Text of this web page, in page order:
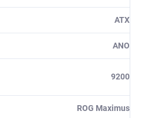
ATX
ANO
9200
ROG Maximus